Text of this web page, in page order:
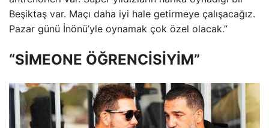
Beşiktaş var. Maçı daha iyi hale getirmeye çalışacağız.
Pazar günü İnönü’yle oynamak çok özel olacak.”
“SİMEONE ÖĞRENCİSİYİM”